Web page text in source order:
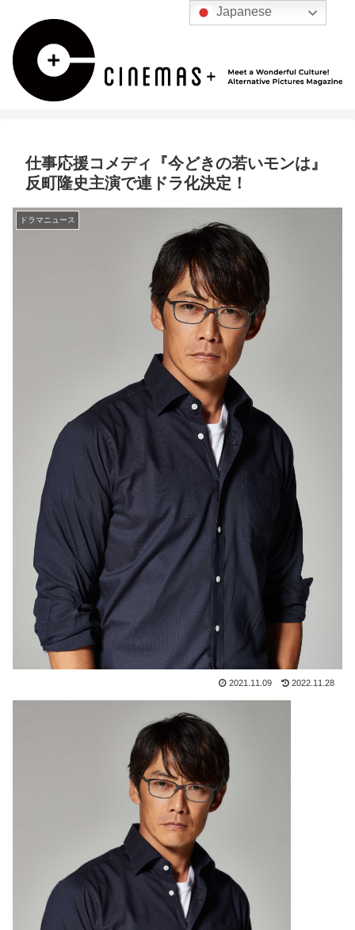
仕事応援コメディ『今どきの若いモンは』
反町隆史主演で連ドラ化決定！
ドラマニュース
2021.11.09 2022.11.28
Japanese